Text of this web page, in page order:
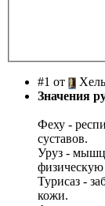
#1 от
Значения
Феху -
суставов.
Уруз -
физическую
Турисаз -
кожи.